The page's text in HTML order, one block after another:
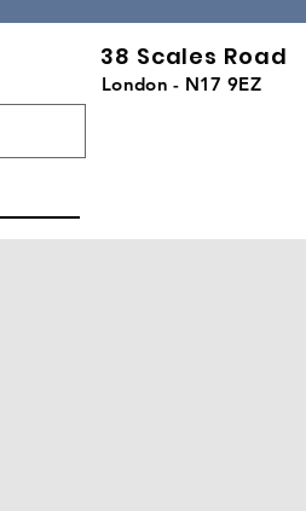
38 Scales Road
London - N17 9EZ